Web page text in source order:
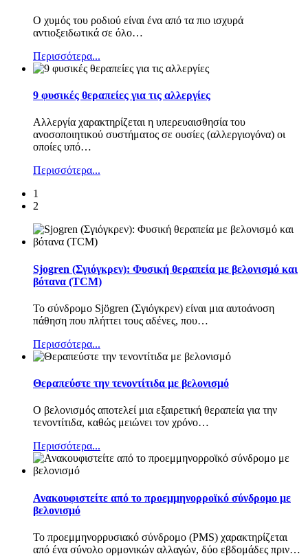
Ο χυμός του ροδιού είναι ένα από τα πιο ισχυρά
αντιοξειδωτικά σε όλο…
Περισσότερα...
9 φυσικές θεραπείες για τις αλλεργίες
Αλλεργία χαρακτηρίζεται η υπερευαισθησία του
ανοσοποιητικού συστήματος σε ουσίες (αλλεργιογόνα) οι
οποίες υπό…
Περισσότερα...
1
2
Sjogren (Σγιόγκρεν): Φυσική θεραπεία με βελονισμό και
βότανα (TCM)
Το σύνδρομο Sjögren (Σγιόγκρεν) είναι μια αυτοάνοση
πάθηση που πλήττει τους αδένες, που…
Περισσότερα...
Θεραπεύστε την τενοντίτιδα με βελονισμό
Ο βελονισμός αποτελεί μια εξαιρετική θεραπεία για την
τενοντίτιδα, καθώς μειώνει τον χρόνο…
Περισσότερα...
Ανακουφιστείτε από το προεμμηνορροϊκό σύνδρομο με
βελονισμό
Το προεμμηνορρυσιακό σύνδρομο (PMS) χαρακτηρίζεται
από ένα σύνολο ορμονικών αλλαγών, δύο εβδομάδες πριν…